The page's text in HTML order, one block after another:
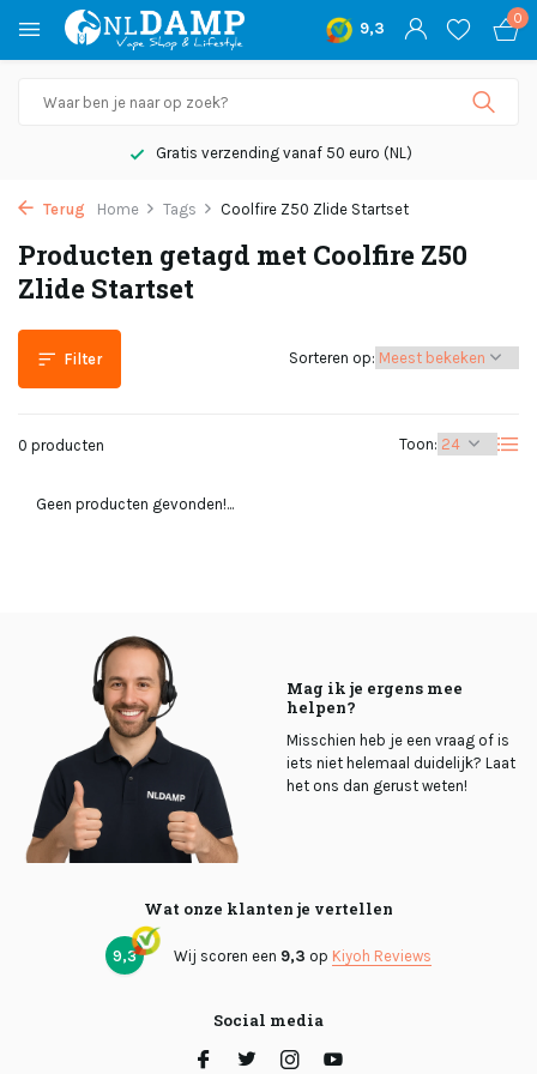
9,3
0
Gratis verzending vanaf 50 euro (NL)
Terug Home Tags Coolfire Z50 Zlide Startset
Producten getagd met Coolfire Z50
Zlide Startset
Filter
0 producten Toon:
Sorteren op:
Geen producten gevonden!...
Mag ik je ergens mee
helpen?
Misschien heb je een vraag of is
iets niet helemaal duidelijk? Laat
het ons dan gerust weten!
Wat onze klanten je vertellen
9,3 Wij scoren een 9,3 op Kiyoh Reviews
Social media